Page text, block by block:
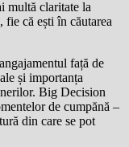
multă claritate la
că ești în căutarea
față de
și importanța
Big Decision
de cumpănă –
din care se pot